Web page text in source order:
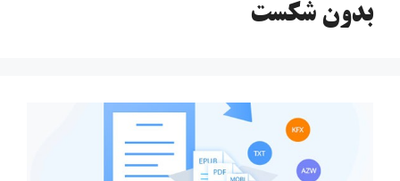
بدون شکست